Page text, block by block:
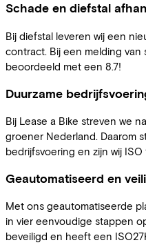
Schade en diefstal
Bij diefstal leveren wij een
contract. Bij een melding
beoordeeld met een 8.7!
Duurzame
Bij Lease a Bike streven we
groener Nederland. Daarom
bedrijfsvoering en zijn wij
Geautomatiseerd en
Met ons geautomatiseerde
in vier eenvoudige stappen
beveiligd en heeft een